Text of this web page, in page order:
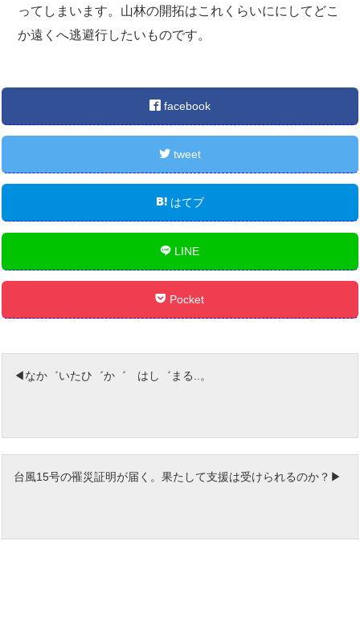
ってしまいます。山林の開拓はこれくらいににしてどこ
か遠くへ逃避行したいものです。
facebook
tweet
はてブ
LINE
Pocket
なか゛いたひ゛か゛ はし゛まる..。
台風15号の罹災証明が届く。果たして支援は受けられるのか？